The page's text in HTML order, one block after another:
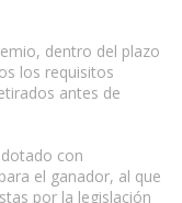
dentro del plazo
los requisitos
antes de
con
el ganador, al que
por la legislación